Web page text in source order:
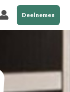
Deelnemen